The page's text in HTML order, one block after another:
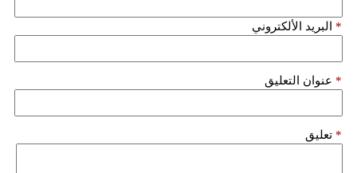
البريد الألكتروني *
عنوان التعليق *
تعليق *